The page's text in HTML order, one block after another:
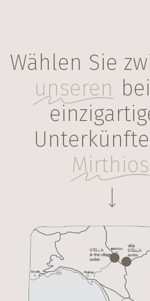
-marker
Wählen Sie
unseren
Mirthios